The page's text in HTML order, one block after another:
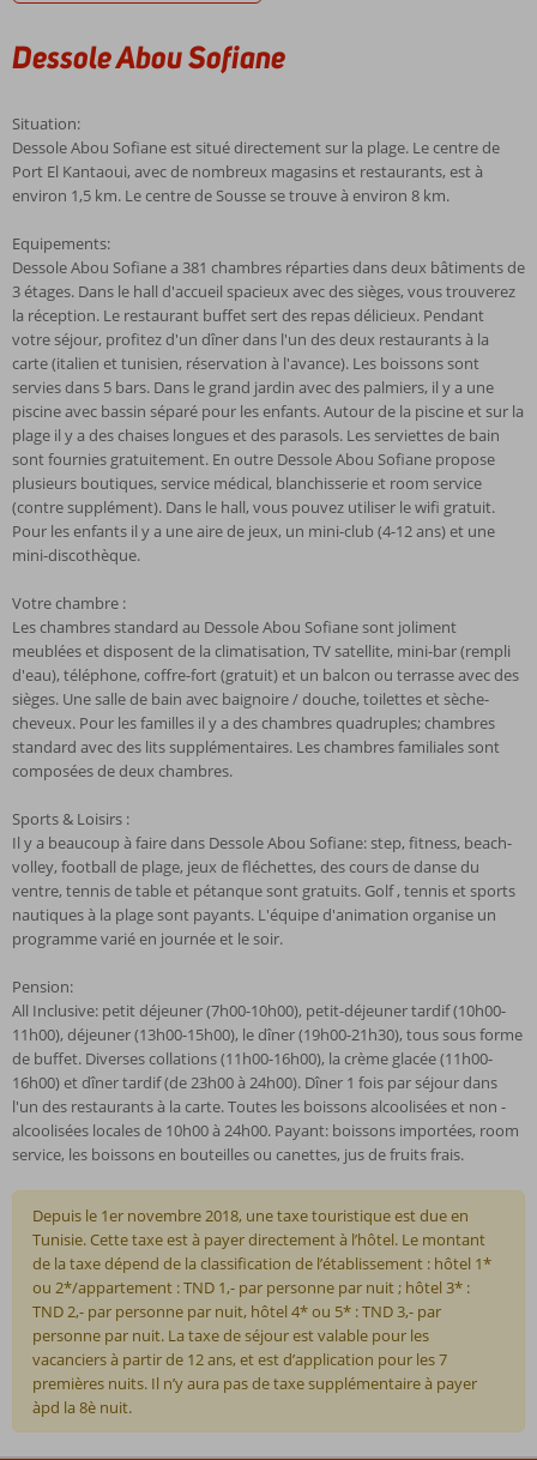
Dessole Abou Sofiane
Situation:
Dessole Abou Sofiane est situé directement sur la plage. Le centre de
Port El Kantaoui, avec de nombreux magasins et restaurants, est à
environ 1,5 km. Le centre de Sousse se trouve à environ 8 km.
Equipements:
Dessole Abou Sofiane a 381 chambres réparties dans deux bâtiments de
3 étages. Dans le hall d'accueil spacieux avec des sièges, vous trouverez
la réception. Le restaurant buffet sert des repas délicieux. Pendant
votre séjour, profitez d'un dîner dans l'un des deux restaurants à la
carte (italien et tunisien, réservation à l'avance). Les boissons sont
servies dans 5 bars. Dans le grand jardin avec des palmiers, il y a une
piscine avec bassin séparé pour les enfants. Autour de la piscine et sur la
plage il y a des chaises longues et des parasols. Les serviettes de bain
sont fournies gratuitement. En outre Dessole Abou Sofiane propose
plusieurs boutiques, service médical, blanchisserie et room service
(contre supplément). Dans le hall, vous pouvez utiliser le wifi gratuit.
Pour les enfants il y a une aire de jeux, un mini-club (4-12 ans) et une
mini-discothèque.
Votre chambre :
Les chambres standard au Dessole Abou Sofiane sont joliment
meublées et disposent de la climatisation, TV satellite, mini-bar (rempli
d'eau), téléphone, coffre-fort (gratuit) et un balcon ou terrasse avec des
sièges. Une salle de bain avec baignoire / douche, toilettes et sèche-
cheveux. Pour les familles il y a des chambres quadruples; chambres
standard avec des lits supplémentaires. Les chambres familiales sont
composées de deux chambres.
Sports & Loisirs :
Il y a beaucoup à faire dans Dessole Abou Sofiane: step, fitness, beach-
volley, football de plage, jeux de fléchettes, des cours de danse du
ventre, tennis de table et pétanque sont gratuits. Golf , tennis et sports
nautiques à la plage sont payants. L'équipe d'animation organise un
programme varié en journée et le soir.
Pension:
All Inclusive: petit déjeuner (7h00-10h00), petit-déjeuner tardif (10h00-
11h00), déjeuner (13h00-15h00), le dîner (19h00-21h30), tous sous forme
de buffet. Diverses collations (11h00-16h00), la crème glacée (11h00-
16h00) et dîner tardif (de 23h00 à 24h00). Dîner 1 fois par séjour dans
l'un des restaurants à la carte. Toutes les boissons alcoolisées et non -
alcoolisées locales de 10h00 à 24h00. Payant: boissons importées, room
service, les boissons en bouteilles ou canettes, jus de fruits frais.
Depuis le 1er novembre 2018, une taxe touristique est due en
Tunisie. Cette taxe est à payer directement à l’hôtel. Le montant
de la taxe dépend de la classification de l’établissement : hôtel 1*
ou 2*/appartement : TND 1,- par personne par nuit ; hôtel 3* :
TND 2,- par personne par nuit, hôtel 4* ou 5* : TND 3,- par
personne par nuit. La taxe de séjour est valable pour les
vacanciers à partir de 12 ans, et est d’application pour les 7
premières nuits. Il n’y aura pas de taxe supplémentaire à payer
àpd la 8è nuit.